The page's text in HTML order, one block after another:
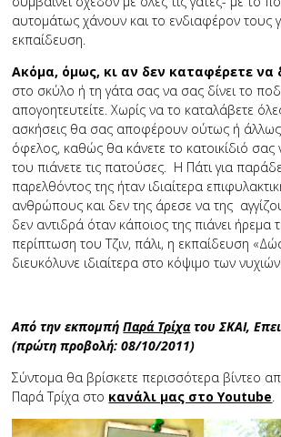
αυτομάτως χάνουν και το ενδιαφέρον τους
εκπαίδευση.
Ακόμα, όμως, κι αν δεν καταφέρετε να
στο σκύλο ή τη γάτα σας να σας δίνει το
απογοητευτείτε. Χωρίς να το καταλάβετε
ασκήσεις θα σας αποφέρουν ούτως ή
όφελος, καθώς θα κάνετε το κατοικίδιό σας
του πιάνετε τις πατούσες. Η Πάτι για
παρελθόντος της ήταν ιδιαίτερα
ανθρώπους και δεν της άρεσε να της
δεν αντιδρά όταν κάποιος της πιάνει ήρεμα
περίπτωση του Τζιν, πάλι, η εκπαίδευση
διευκόλυνε ιδιαίτερα στο κόψιμο των
Από την εκπομπήΠαρά Τρίχατου ΣΚΑΙ,
(πρώτη προβολή: 08/10/2011)
Σύντομα θα βρίσκετε περισσότερα βίντεο
Παρά Τρίχα στο κανάλι μας στο Youtube.